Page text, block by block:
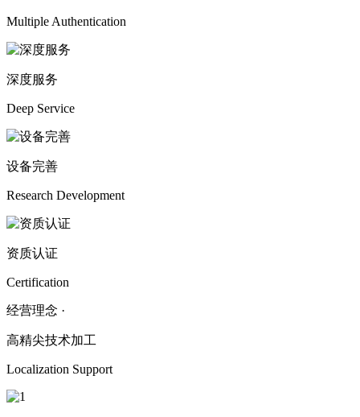
Multiple Authentication
深度服务
Deep Service
设备完善
Research Development
资质认证
Certification
经营理念 ·
高精尖技术加工
Localization Support